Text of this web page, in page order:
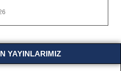
YAYINLARIMIZ